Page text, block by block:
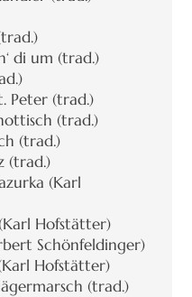
di um (trad.)
Peter (trad.)
(trad.)
(trad.)
(trad.)
(Karl
Hofstätter)
Schönfeldinger)
Hofstätter)
(trad.)